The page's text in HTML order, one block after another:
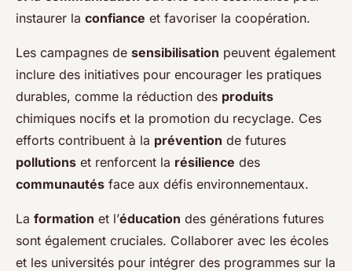
instaurer la confiance et favoriser la coopération.
Les campagnes de sensibilisation peuvent également
inclure des initiatives pour encourager les pratiques
durables, comme la réduction des produits
chimiques nocifs et la promotion du recyclage. Ces
efforts contribuent à la prévention de futures
pollutions et renforcent la résilience des
communautés face aux défis environnementaux.
La formation et l’éducation des générations futures
sont également cruciales. Collaborer avec les écoles
et les universités pour intégrer des programmes sur la